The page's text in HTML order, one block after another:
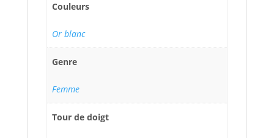
Couleurs
Or blanc
Genre
Femme
Tour de doigt